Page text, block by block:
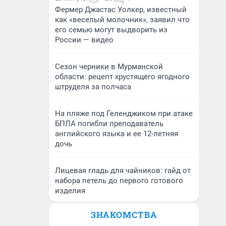
Фермер Джастас Уолкер, известный
как «веселый молочник», заявил что
его семью могут выдворить из
России — видео
Сезон черники в Мурманской
области: рецепт хрустящего ягодного
штруделя за полчаса
На пляже под Геленджиком при атаке
БПЛА погибли преподаватель
английского языка и ее 12-летняя
дочь
Лицевая гладь для чайников: гайд от
набора петель до первого готового
изделия
ЗНАКОМСТВА